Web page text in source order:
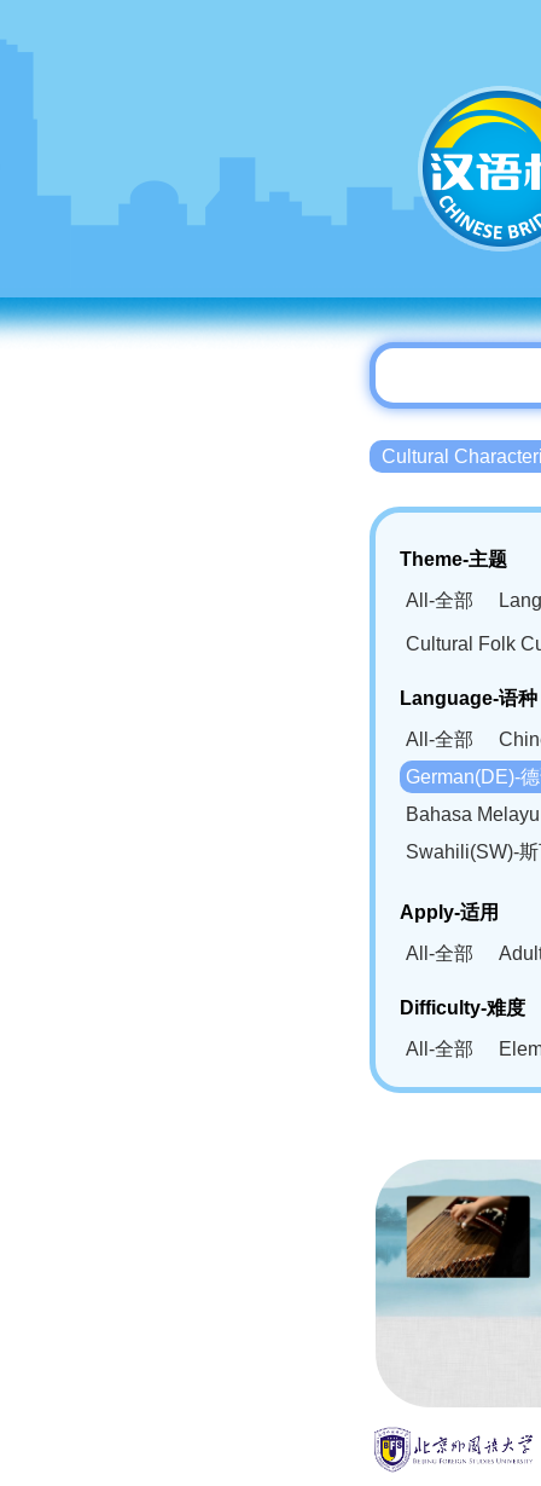
Cultural
Theme-主题
All-全部
Cultural Folk
Language-语种
All-全部
German(DE)-
Bahasa
Swahili(SW)-
Apply-适用
All-全部
Difficulty-难度
All-全部